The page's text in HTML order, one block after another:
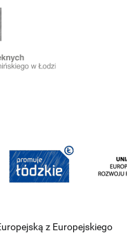
z Europejskiego